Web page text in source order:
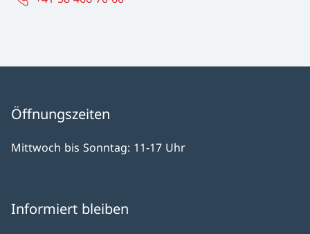
Öffnungszeiten
Mittwoch bis Sonntag: 11-17 Uhr
Informiert bleiben